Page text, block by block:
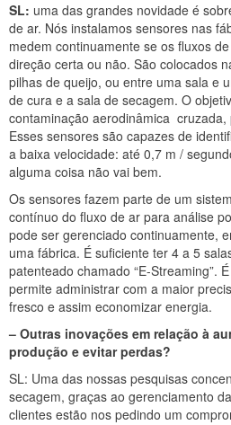
SL: uma das grandes novidade é
de ar. Nós instalamos sensores nas
medem continuamente se os fluxos
direção certa ou não. São colocados
pilhas de queijo, ou entre uma sala e
de cura e a sala de secagem. O
contaminação aerodinâmica cruzada,
Esses sensores são capazes de
a baixa velocidade: até 0,7 m /
alguma coisa não vai bem.
Os sensores fazem parte de um
contínuo do fluxo de ar para análise
pode ser gerenciado continuamente,
uma fábrica. É suficiente ter 4 a 5
patenteado chamado “E-Streaming”.
permite administrar com a maior
fresco e assim economizar energia.
– Outras inovações em relação à
produção e evitar perdas?
SL: Uma das nossas pesquisas
secagem, graças ao gerenciamento
clientes estão nos pedindo um